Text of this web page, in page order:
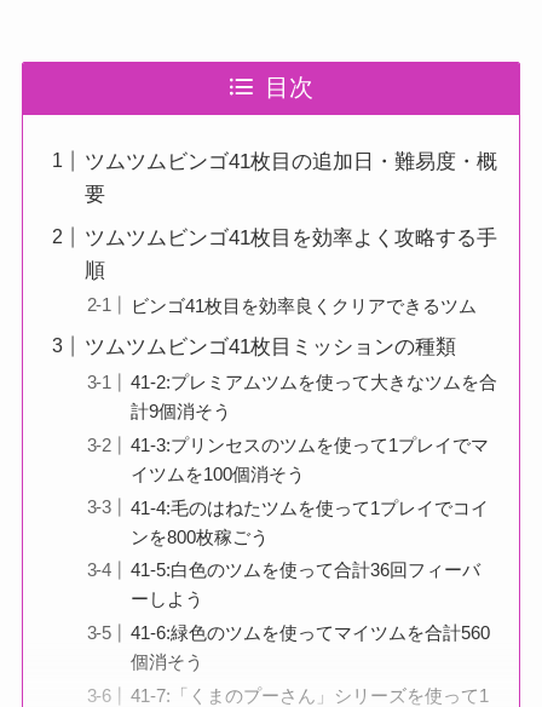
目次
ツムツムビンゴ41枚目の追加日・難易度・概
要
ツムツムビンゴ41枚目を効率よく攻略する手
順
ビンゴ41枚目を効率良くクリアできるツム
ツムツムビンゴ41枚目ミッションの種類
41-2:プレミアムツムを使って大きなツムを合
計9個消そう
41-3:プリンセスのツムを使って1プレイでマ
イツムを100個消そう
41-4:毛のはねたツムを使って1プレイでコイ
ンを800枚稼ごう
41-5:白色のツムを使って合計36回フィーバ
ーしよう
41-6:緑色のツムを使ってマイツムを合計560
個消そう
41-7:「くまのプーさん」シリーズを使って1